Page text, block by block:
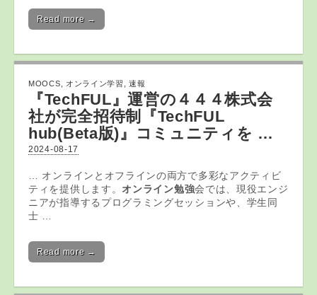
Read more →
MOOCS オンライン学習 ,速報
『TechFUL』運営の４４４株式会
社が完全招待制『TechFUL
hub(Beta版)』コミュニティを …
2024-08-17
… オンラインとオフラインの両方で多彩なアクティビ
ティを提供します。 オンライン勉強会では、現役エンジ
ニアが指導するプログラミングセッションや、学生同
士 …
Read more →